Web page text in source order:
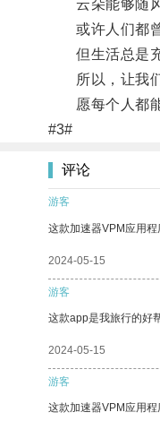
云朵能够随风
或许人们都曾
但生活总是充
所以，让我们
愿每个人都能
#3#
评论
游客
这款加速器VPM应用程
2024-05-15
游客
这款app是我旅行的好
2024-05-15
游客
这款加速器VPM应用